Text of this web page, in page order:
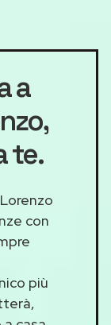
a
,
te.
con
più